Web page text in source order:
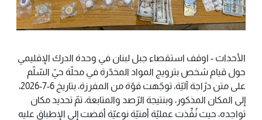
الأحداث - اوقف استقصاء جبل لبنان في وحدة الدرك الإقليمي
حول قيام شخص بترويج المواد المخدّرة في محلّة حيّ السّلّم
على متن درّاجة آليّة، توجّهت قوّة من المفرزة، بتاريخ 6-7-2026،
إلى المكان المذكور، وبنتيجة الرّصد والمتابعة، تمّ تحديد مكان
تواجده، حيث نُفِّذت عمليّة أمنيّة نوعيّة أفضت إلى الإطباق عليه